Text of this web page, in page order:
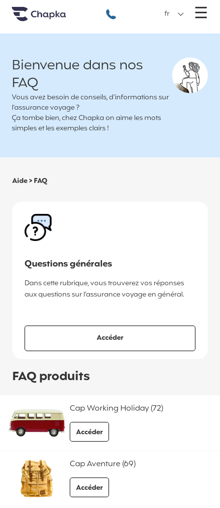
Chapka Assurances Voyages
+33 1 74 85 50 50
fr ☰
Bienvenue dans nos
FAQ
Vous avez besoin de conseils, d’informations sur
l'assurance voyage ?
Ça tombe bien, chez Chapka on aime les mots
simples et les exemples clairs !
Aide> FAQ
Questions générales
Dans cette rubrique, vous trouverez vos réponses
aux questions sur l'assurance voyage en général.
Accéderaux questions générales
FAQ produits
Cap Working Holiday (72)
Accéder
aux FAQ Cap Working Holiday
Cap Aventure (69)
Accéder
aux FAQ Cap Aventure